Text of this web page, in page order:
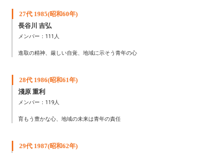
27代 1985(昭和60年)
長谷川 吉弘
メンバー：111人
進取の精神、厳しい自覚、地域に示そう青年の心
28代 1986(昭和61年)
淺原 重利
メンバー：119人
育もう豊かな心、地域の未来は青年の責任
29代 1987(昭和62年)